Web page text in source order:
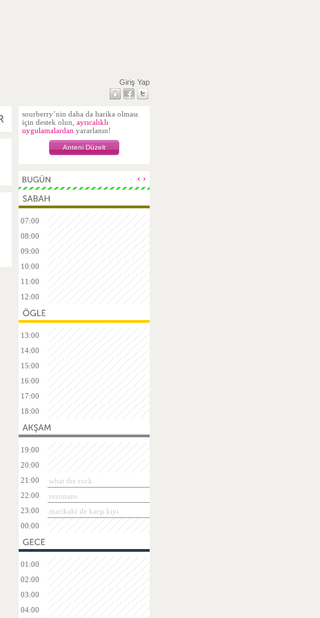
Giriş Yap
sourberry’nin daha da harika olması
için destek olun, ayrıcalıklı
uygulamalardan yararlanın!
Anteni Düzelt
‹ ›
07:00
08:00
09:00
10:00
11:00
12:00
13:00
14:00
15:00
16:00
17:00
18:00
19:00
20:00
21:00
what the rock
22:00
rezonans
23:00
marikaki ile karşı kıyı
00:00
01:00
02:00
03:00
04:00